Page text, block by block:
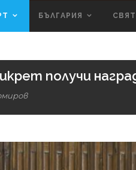
БЪЛГАРИЯ СВЯТ
получи